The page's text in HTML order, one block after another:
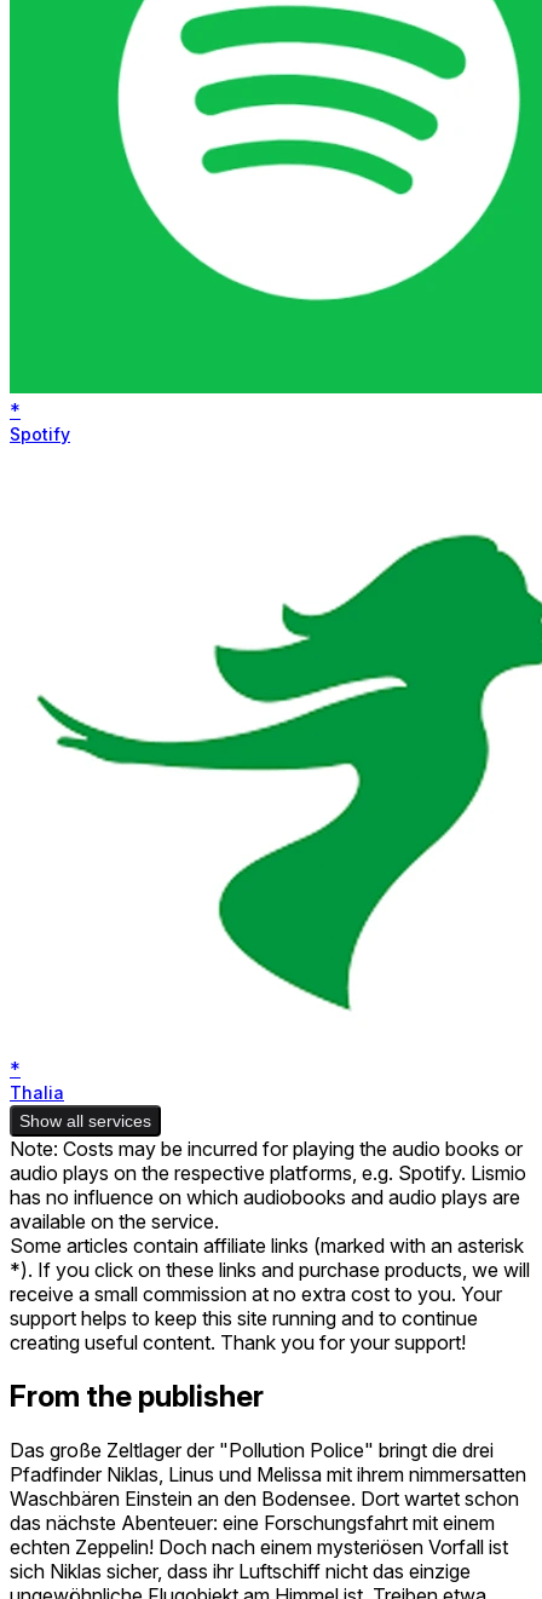
*
Spotify
*
Thalia
Show all services
Note: Costs may be incurred for playing the audio books or
audio plays on the respective platforms, e.g. Spotify. Lismio
has no influence on which audiobooks and audio plays are
available on the service.
Some articles contain affiliate links (marked with an asterisk
*). If you click on these links and purchase products, we will
receive a small commission at no extra cost to you. Your
support helps to keep this site running and to continue
creating useful content. Thank you for your support!
From the publisher
Das große Zeltlager der "Pollution Police" bringt die drei
Pfadfinder Niklas, Linus und Melissa mit ihrem nimmersatten
Waschbären Einstein an den Bodensee. Dort wartet schon
das nächste Abenteuer: eine Forschungsfahrt mit einem
echten Zeppelin! Doch nach einem mysteriösen Vorfall ist
sich Niklas sicher, dass ihr Luftschiff nicht das einzige